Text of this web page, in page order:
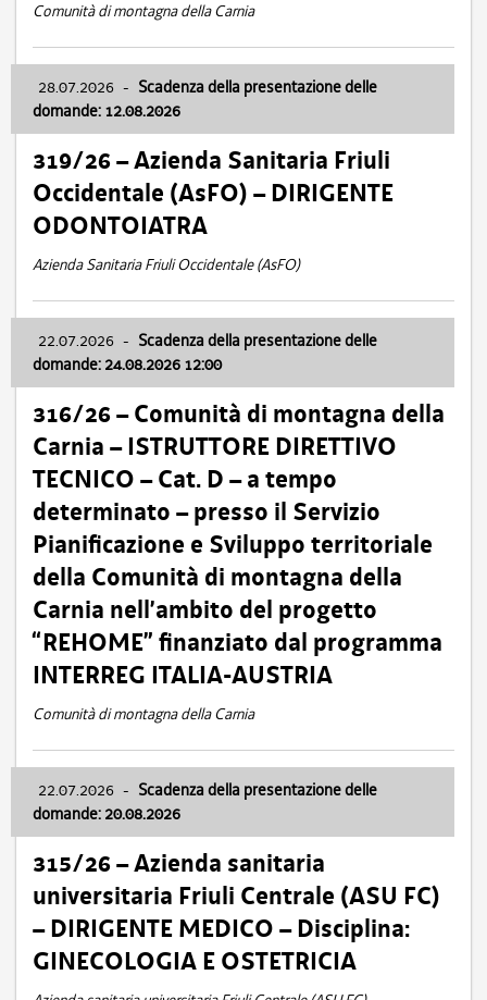
Comunità di montagna della Carnia
28.07.2026 - Scadenza della presentazione delle
domande: 12.08.2026
319/26 – Azienda Sanitaria Friuli
Occidentale (AsFO) – DIRIGENTE
ODONTOIATRA
Azienda Sanitaria Friuli Occidentale (AsFO)
22.07.2026 - Scadenza della presentazione delle
domande: 24.08.2026 12:00
316/26 – Comunità di montagna della
Carnia – ISTRUTTORE DIRETTIVO
TECNICO – Cat. D – a tempo
determinato – presso il Servizio
Pianificazione e Sviluppo territoriale
della Comunità di montagna della
Carnia nell’ambito del progetto
“REHOME” finanziato dal programma
INTERREG ITALIA-AUSTRIA
Comunità di montagna della Carnia
22.07.2026 - Scadenza della presentazione delle
domande: 20.08.2026
315/26 – Azienda sanitaria
universitaria Friuli Centrale (ASU FC)
– DIRIGENTE MEDICO – Disciplina:
GINECOLOGIA E OSTETRICIA